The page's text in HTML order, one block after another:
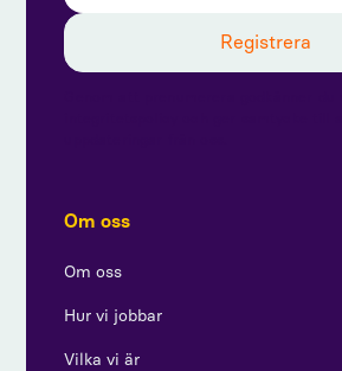
Om oss
Om oss
Hur vi jobbar
Vilka vi är